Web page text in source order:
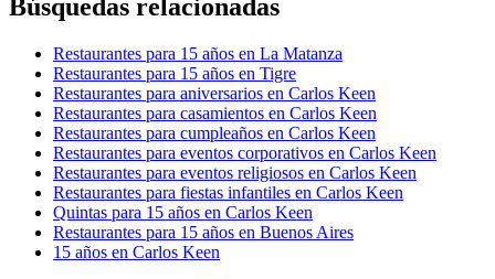
Búsquedas relacionadas
Restaurantes para 15 años en La Matanza
Restaurantes para 15 años en Tigre
Restaurantes para aniversarios en Carlos Keen
Restaurantes para casamientos en Carlos Keen
Restaurantes para cumpleaños en Carlos Keen
Restaurantes para eventos corporativos en Carlos Keen
Restaurantes para eventos religiosos en Carlos Keen
Restaurantes para fiestas infantiles en Carlos Keen
Quintas para 15 años en Carlos Keen
Restaurantes para 15 años en Buenos Aires
15 años en Carlos Keen